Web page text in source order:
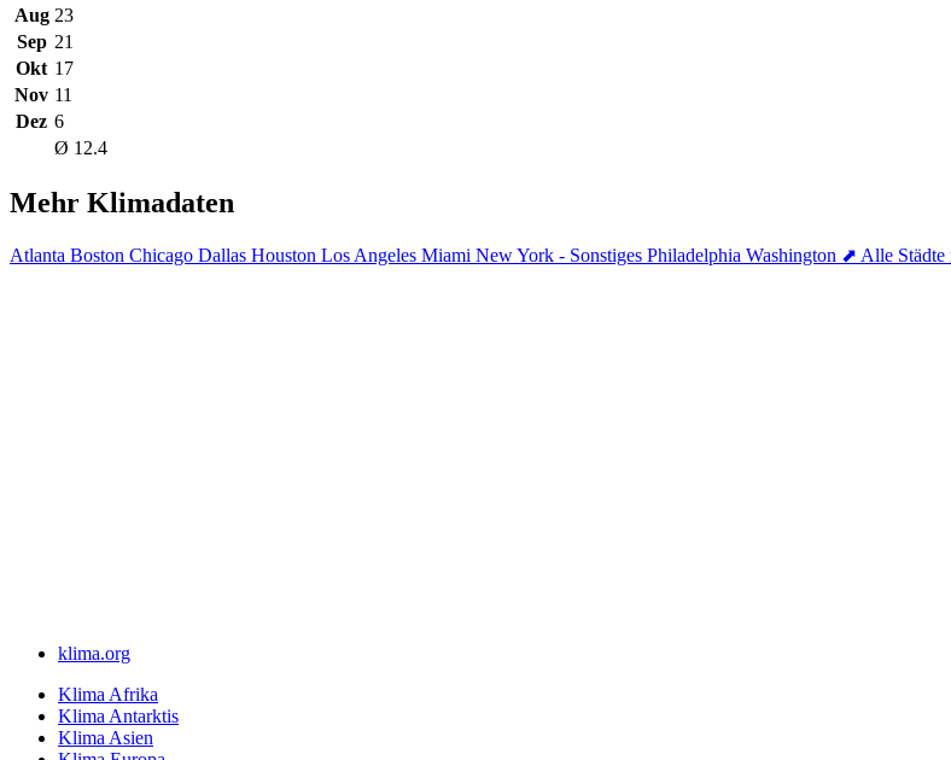
Aug 23
Sep 21
Okt 17
Nov 11
Dez 6
Ø 12.4
Mehr Klimadaten
Atlanta Boston Chicago Dallas Houston Los Angeles Miami New York - Sonstiges Philadelphia Washington ⬈ Alle Städte
klima.org
Klima Afrika
Klima Antarktis
Klima Asien